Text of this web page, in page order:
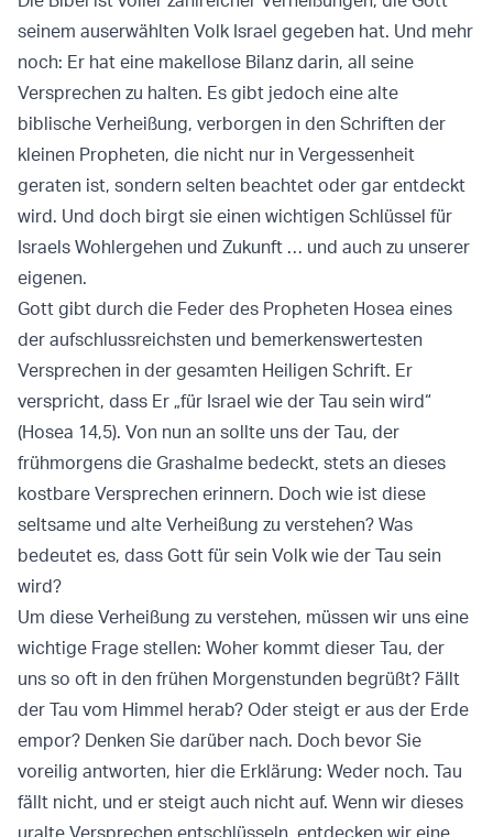
seinem auserwählten Volk Israel gegeben hat. Und mehr
noch: Er hat eine makellose Bilanz darin, all seine
Versprechen zu halten. Es gibt jedoch eine alte
biblische Verheißung, verborgen in den Schriften der
kleinen Propheten, die nicht nur in Vergessenheit
geraten ist, sondern selten beachtet oder gar entdeckt
wird. Und doch birgt sie einen wichtigen Schlüssel für
Israels Wohlergehen und Zukunft … und auch zu unserer
eigenen.
Gott gibt durch die Feder des Propheten Hosea eines
der aufschlussreichsten und bemerkenswertesten
Versprechen in der gesamten Heiligen Schrift. Er
verspricht, dass Er „für Israel wie der Tau sein wird“
(Hosea 14,5). Von nun an sollte uns der Tau, der
frühmorgens die Grashalme bedeckt, stets an dieses
kostbare Versprechen erinnern. Doch wie ist diese
seltsame und alte Verheißung zu verstehen? Was
bedeutet es, dass Gott für sein Volk wie der Tau sein
wird?
Um diese Verheißung zu verstehen, müssen wir uns eine
wichtige Frage stellen: Woher kommt dieser Tau, der
uns so oft in den frühen Morgenstunden begrüßt? Fällt
der Tau vom Himmel herab? Oder steigt er aus der Erde
empor? Denken Sie darüber nach. Doch bevor Sie
voreilig antworten, hier die Erklärung: Weder noch. Tau
fällt nicht, und er steigt auch nicht auf. Wenn wir dieses